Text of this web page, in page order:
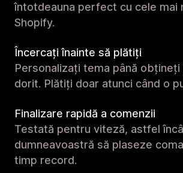
întotdeauna perfect cu cele mai
Shopify.
Încercați înainte să plătiți
Personalizați tema până
dorit. Plătiți doar atunci când o
Finalizare rapidă a comenzii
Testată pentru viteză, astfel
dumneavoastră să plaseze
timp record.